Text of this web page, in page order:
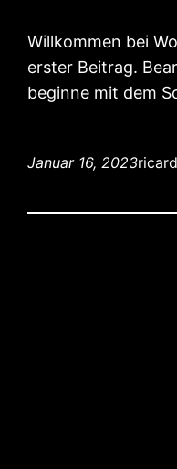
Willkommen bei
erster Beitrag.
beginne mit dem
Januar 16, 2023